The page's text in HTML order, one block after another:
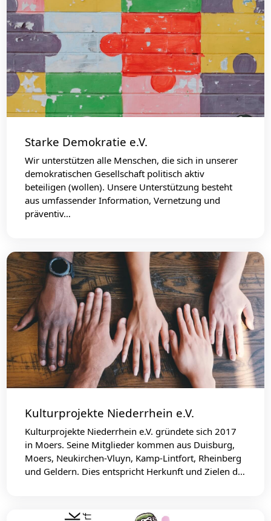
Starke Demokratie e.V.
Wir unterstützen alle Menschen, die sich in unserer
demokratischen Gesellschaft politisch aktiv
beteiligen (wollen). Unsere Unterstützung besteht
aus umfassender Information, Vernetzung und
präventiv…
Kulturprojekte Niederrhein e.V.
Kulturprojekte Niederrhein e.V. gründete sich 2017
in Moers. Seine Mitglieder kommen aus Duisburg,
Moers, Neukirchen-Vluyn, Kamp-Lintfort, Rheinberg
und Geldern. Dies entspricht Herkunft und Zielen d…